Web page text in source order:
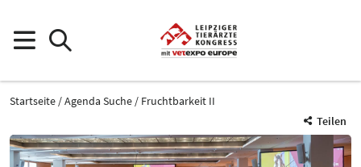
Startseite Agenda Suche
Fruchtbarkeit II
Teilen